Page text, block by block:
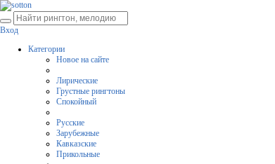
Вход
Категории
Новое на сайте
Лирические
Грустные рингтоны
Спокойный
Русские
Зарубежные
Кавказские
Прикольные